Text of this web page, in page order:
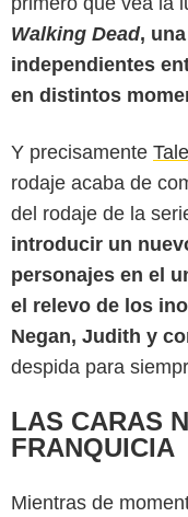
Walking Dead,
independientes
en distintos
Y precisamente
rodaje acaba de
del rodaje de la
introducir un
personajes en el
el relevo de los
Negan, Judith y
despida para
LAS CARAS
FRANQUICIA
Mientras de